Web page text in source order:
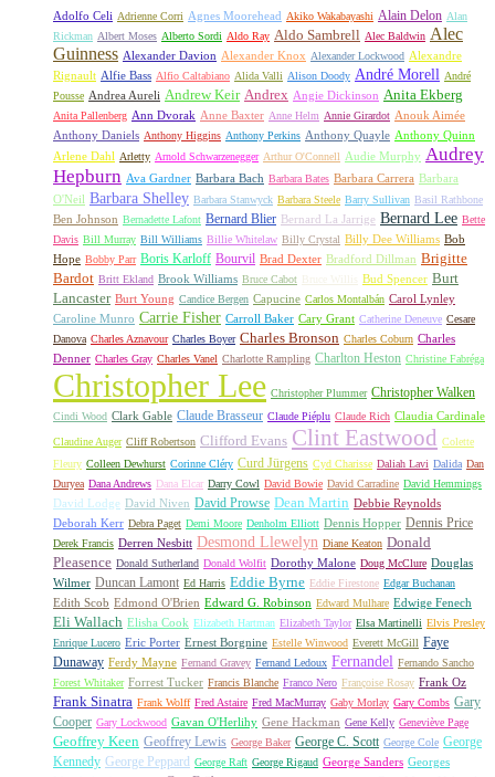
Adolfo Celi Adrienne Corri Agnes Moorehead Akiko Wakabayashi Alain Delon Alan
Rickman Albert Moses Alberto Sordi Aldo Ray Aldo Sambrell Alec Baldwin Alec
Guinness Alexander Davion Alexander Knox Alexander Lockwood Alexandre
Rignault Alfie Bass Alfio Caltabiano Alida Valli Alison Doody André Morell André
Pousse Andrea Aureli Andrew Keir Andrex Angie Dickinson Anita Ekberg
Anita Pallenberg Ann Dvorak Anne Baxter Anne Helm Annie Girardot Anouk Aimée
Anthony Daniels Anthony Higgins Anthony Perkins Anthony Quayle Anthony Quinn
Arlene Dahl Arletty Arnold Schwarzenegger Arthur O'Connell Audie Murphy Audrey
Hepburn Ava Gardner Barbara Bach Barbara Bates Barbara Carrera Barbara
O'Neil Barbara Shelley Barbara Stanwyck Barbara Steele Barry Sullivan Basil Rathbone
Ben Johnson Bernadette Lafont Bernard Blier Bernard La Jarrige Bernard Lee Bette
Davis Bill Murray Bill Williams Billie Whitelaw Billy Crystal Billy Dee Williams Bob
Hope Bobby Parr Boris Karloff Bourvil Brad Dexter Bradford Dillman Brigitte
Bardot Britt Ekland Brook Williams Bruce Cabot Bruce Willis Bud Spencer Burt
Lancaster Burt Young Candice Bergen Capucine Carlos Montalbán Carol Lynley
Caroline Munro Carrie Fisher Carroll Baker Cary Grant Catherine Deneuve Cesare
Danova Charles Aznavour Charles Boyer Charles Bronson Charles Coburn Charles
Denner Charles Gray Charles Vanel Charlotte Rampling Charlton Heston Christine Fabréga
Christopher Lee Christopher Plummer Christopher Walken
Cindi Wood Clark Gable Claude Brasseur Claude Piéplu Claude Rich Claudia Cardinale
Claudine Auger Cliff Robertson Clifford Evans Clint Eastwood Colette
Fleury Colleen Dewhurst Corinne Cléry Curd Jürgens Cyd Charisse Daliah Lavi Dalida Dan
Duryea Dana Andrews Dana Elcar Darry Cowl David Bowie David Carradine David Hemmings
David Lodge David Niven David Prowse Dean Martin Debbie Reynolds
Deborah Kerr Debra Paget Demi Moore Denholm Elliott Dennis Hopper Dennis Price
Derek Francis Derren Nesbitt Desmond Llewelyn Diane Keaton Donald
Pleasence Donald Sutherland Donald Wolfit Dorothy Malone Doug McClure Douglas
Wilmer Duncan Lamont Ed Harris Eddie Byrne Eddie Firestone Edgar Buchanan
Edith Scob Edmond O'Brien Edward G. Robinson Edward Mulhare Edwige Fenech
Eli Wallach Elisha Cook Elizabeth Hartman Elizabeth Taylor Elsa Martinelli Elvis Presley
Enrique Lucero Eric Porter Ernest Borgnine Estelle Winwood Everett McGill Faye
Dunaway Ferdy Mayne Fernand Gravey Fernand Ledoux Fernandel Fernando Sancho
Forest Whitaker Forrest Tucker Francis Blanche Franco Nero Françoise Rosay Frank Oz
Frank Sinatra Frank Wolff Fred Astaire Fred MacMurray Gaby Morlay Gary Combs Gary
Cooper Gary Lockwood Gavan O'Herlihy Gene Hackman Gene Kelly Geneviève Page
Geoffrey Keen Geoffrey Lewis George Baker George C. Scott George Cole George
Kennedy George Peppard George Raft George Rigaud George Sanders Georges